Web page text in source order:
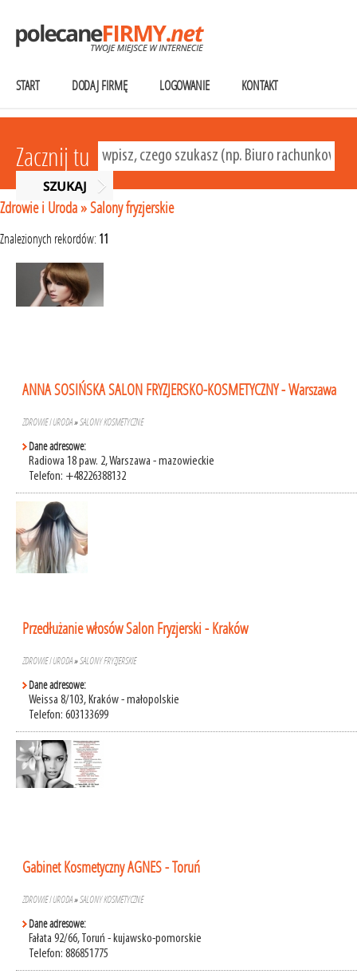
START DODAJ FIRMĘ LOGOWANIE KONTAKT
Zacznij tu
Zdrowie i Uroda»Salony fryzjerskie
Znalezionych rekordów: 11
ANNA SOSIŃSKA SALON FRYZJERSKO-KOSMETYCZNY - Warszawa
ZDROWIE I URODA»SALONY KOSMETYCZNE
Dane adresowe:
Radiowa 18 paw. 2, Warszawa - mazowieckie
Telefon: +48226388132
Przedłużanie włosów Salon Fryzjerski - Kraków
ZDROWIE I URODA»SALONY FRYZJERSKIE
Dane adresowe:
Weissa 8/103, Kraków - małopolskie
Telefon: 603133699
Gabinet Kosmetyczny AGNES - Toruń
ZDROWIE I URODA»SALONY KOSMETYCZNE
Dane adresowe:
Fałata 92/66, Toruń - kujawsko-pomorskie
Telefon: 886851775